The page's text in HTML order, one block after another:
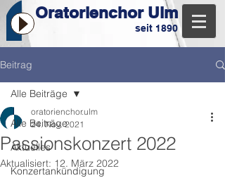
Oratorienchor Ulm
seit 1890
Beitrag
Alle Beiträge
Aktuelles
Konzertankündigung
Alle Beiträge
Passionskonzert 2022
oratorienchor.ulm
24. Nov. 2021
Aktualisiert: 12. März 2022